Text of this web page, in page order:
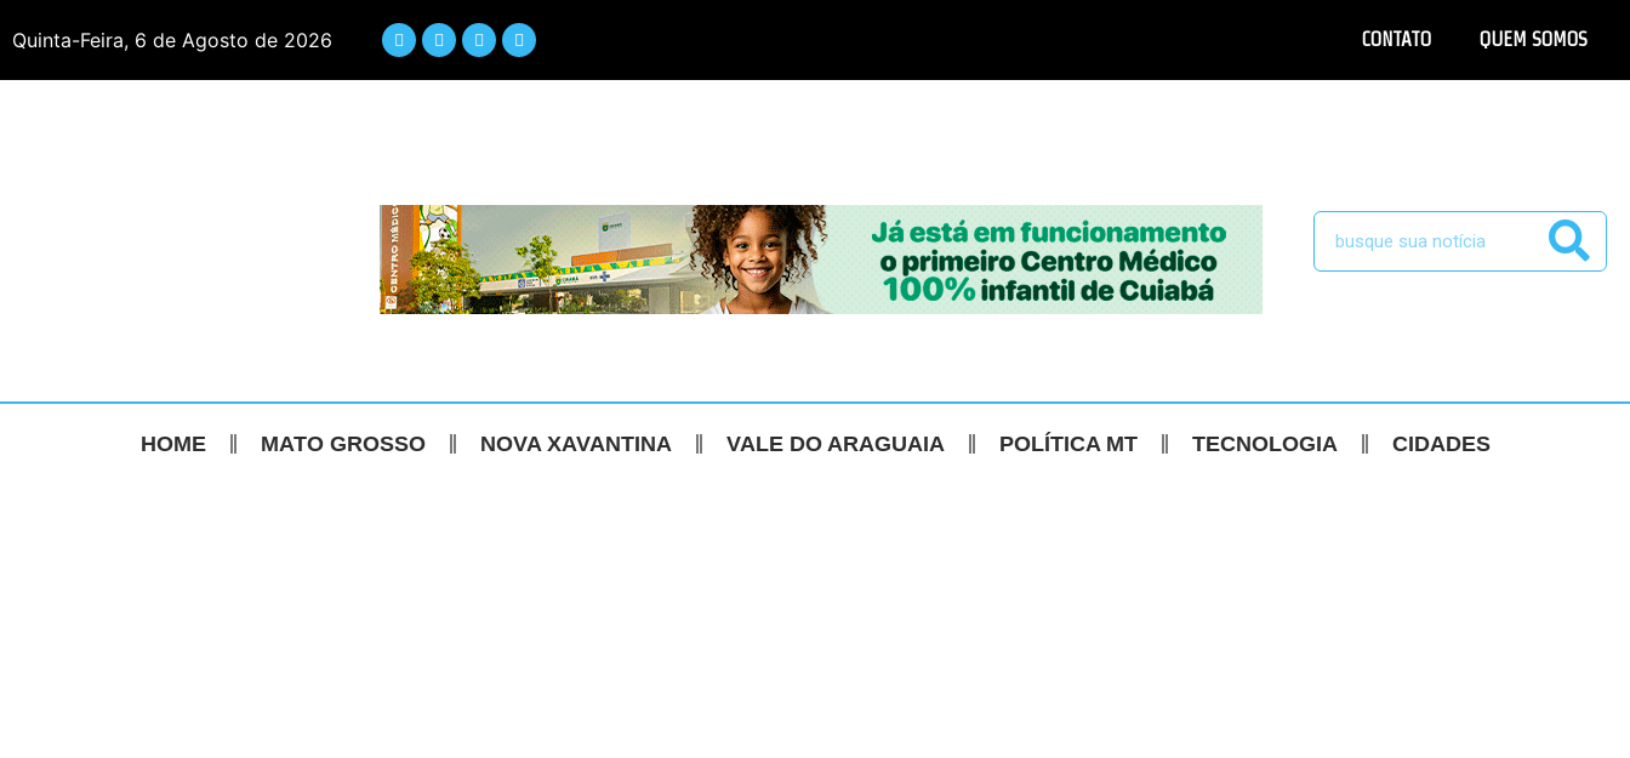
Quinta-Feira, 6 de Agosto de 2026 CONTATO QUEM SOMOS
HOME MATO GROSSO NOVA XAVANTINA VALE DO ARAGUAIA POLÍTICA MT TECNOLOGIA CIDADES